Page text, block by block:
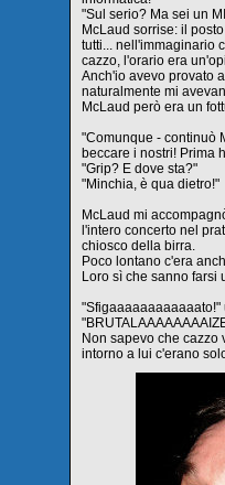
"Sul serio? Ma sei un
McLaud sorrise: il
tutti... nell'immaginario
cazzo, l'orario era
Anch'io avevo provato
naturalmente mi
McLaud però era un
"Comunque - continuò
beccare i nostri! Prima
"Grip? E dove sta?"
"Minchia, è qua dietro!"
McLaud mi
l'intero concerto nel
chiosco della birra.
Poco lontano c'era
Loro sì che sanno farsi
"Sfigaaaaaaaaaaaato!"
Non sapevo che cazzo
intorno a lui c'erano